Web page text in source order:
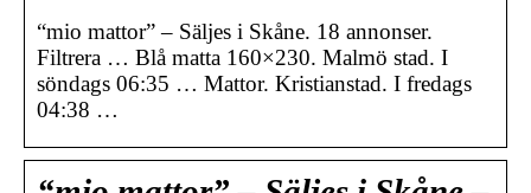
“mio mattor” – Säljes i Skåne. 18 annonser.
Filtrera … Blå matta 160×230. Malmö stad. I
söndags 06:35 … Mattor. Kristianstad. I fredags
04:38 …